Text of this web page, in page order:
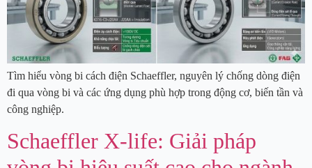
Tìm hiểu vòng bi cách điện Schaeffler, nguyên lý chống dòng điện
đi qua vòng bi và các ứng dụng phù hợp trong động cơ, biến tần và
công nghiệp.
Schaeffler X-life: Giải pháp